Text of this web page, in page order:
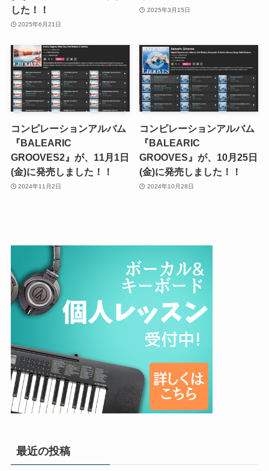
した！！
2025年6月21日
2025年3月15日
コンピレーションアルバム
『BALEARIC
GROOVES2』が、11月1日
(金)に発売しました！！
2024年11月2日
コンピレーションアルバム
『BALEARIC
GROOVES』が、10月25日
(金)に発売しました！！
2024年10月28日
最近の投稿